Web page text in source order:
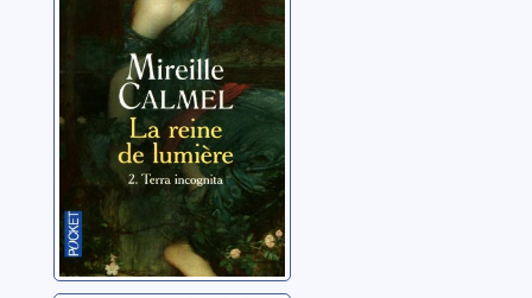
Terra incognita
Calmel, Mireille